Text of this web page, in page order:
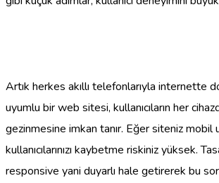
Artık herkes akıllı telefonlarıyla internette
uyumlu bir web sitesi, kullanıcıların her
gezinmesine imkan tanır. Eğer siteniz mobil
kullanıcılarınızı kaybetme riskiniz yüksek.
responsive yani duyarlı hale getirerek bu